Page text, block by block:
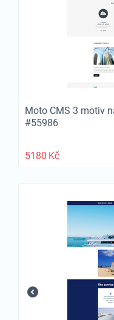
Moto CMS 3 motiv
#55986
5180 Kč